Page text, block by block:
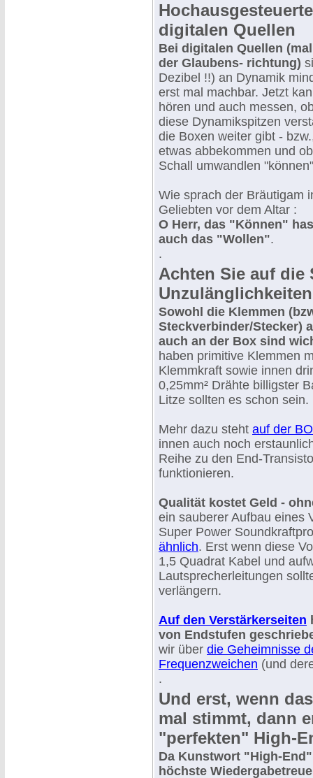
digitalen Quellen
Bei digitalen Quellen
der Glaubens- richtung)
Dezibel !!) an Dynamik
erst mal machbar. Jetzt
hören und auch messen,
diese Dynamikspitzen
die Boxen weiter gibt -
etwas abbekommen und
Schall umwandlen
Wie sprach der Bräutigam
Geliebten vor dem Altar :
O Herr, das "Können"
auch das "Wollen".
.
Achten Sie auf die
Unzulänglichkeiten
Sowohl die Klemmen
Steckverbinder/Stecker)
auch an der Box sind
haben primitive Klemmen
Klemmkraft sowie innen
0,25mm² Drähte billigster
Litze sollten es schon sein.
Mehr dazu steht auf der
innen auch noch
Reihe zu den End-
funktionieren.
Qualität kostet Geld -
ein sauberer Aufbau eines
Super Power
ähnlich. Erst wenn diese
1,5 Quadrat Kabel und
Lautsprecherleitungen
verlängern.
Auf den Verstärkerseiten
von Endstufen
wir über die Geheimnisse
Frequenzweichen (und
.
Und erst, wenn
mal stimmt, dann
"perfekten" High-
Da Kunstwort "High-
höchste